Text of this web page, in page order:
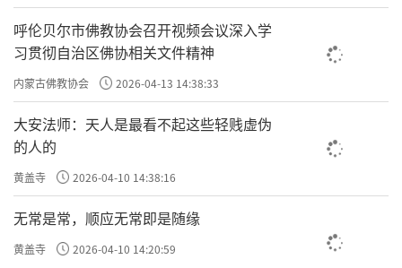
呼伦贝尔市佛教协会召开视频会议深入学
习贯彻自治区佛协相关文件精神
内蒙古佛教协会 2026-04-13 14:38:33
大安法师：天人是最看不起这些轻贱虚伪
的人的
黄盖寺 2026-04-10 14:38:16
无常是常，顺应无常即是随缘
黄盖寺 2026-04-10 14:20:59